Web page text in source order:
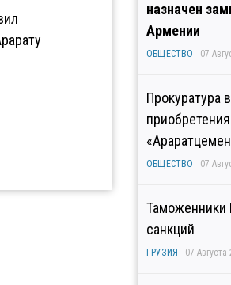
назначен
Армении
ОБЩЕСТВО 07
Прокуратура
ОБЩЕСТВО 07
Таможенники
санкций
ГРУЗИЯ 07 Августа